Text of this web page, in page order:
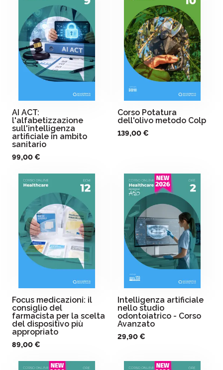
AI ACT:
l'alfabetizzazione
sull'intelligenza
artificiale in ambito
sanitario
99,00 €
Corso Potatura
dell'olivo metodo Colp
139,00 €
Focus medicazioni: il
consiglio del
farmacista per la scelta
del dispositivo più
appropriato
89,00 €
Intelligenza artificiale
nello studio
odontoiatrico - Corso
Avanzato
29,90 €